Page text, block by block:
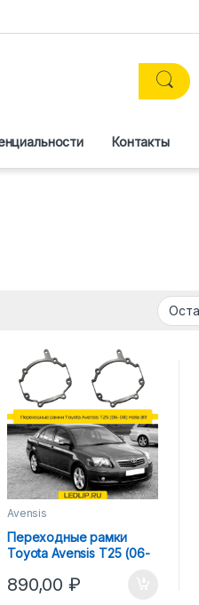
Контакты
Avensis
Переходные рамки
Toyota Avensis T25 (06-
890,00₽